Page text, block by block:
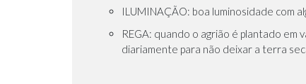
ILUMINAÇÃO: boa luminosidade com
REGA: quando o agrião é plantado em
diariamente para não deixar a terra